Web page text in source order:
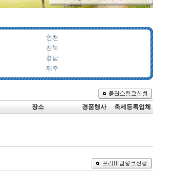
인천
전북
경남
제주
장소 경품행사 축제등록업체